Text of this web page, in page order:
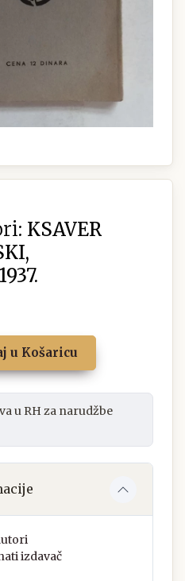
KSAVER
u Košaricu
u RH za narudžbe
izdavač